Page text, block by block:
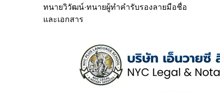
ทนายวิวัฒน์·ทนายผู้ทำคำรับรองลายมือชื่อ
และเอกสาร